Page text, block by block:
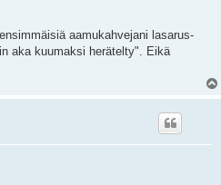
aamukahvejani lasarus-
aka kuumaksi herätelty". Eikä